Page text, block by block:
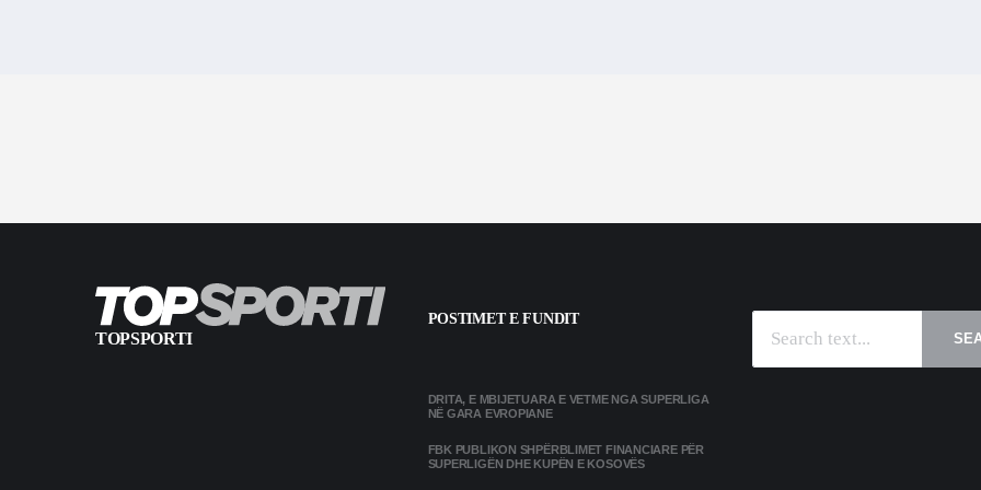
TOPSPORTI
POSTIMET E FUNDIT
DRITA, E MBIJETUARA E VETME NGA SUPERLIGA
NË GARA EVROPIANE
FBK PUBLIKON SHPËRBLIMET FINANCIARE PËR
SUPERLIGËN DHE KUPËN E KOSOVËS